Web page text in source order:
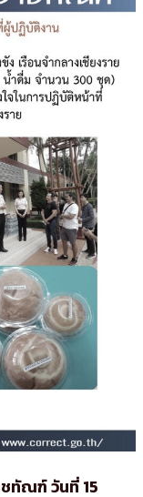
ทัณฑ์ วันที่ 15